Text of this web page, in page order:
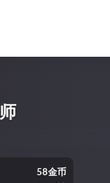
58金币